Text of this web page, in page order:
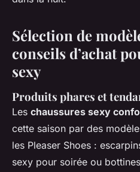
Sélection de
conseils d’achat
sexy
Produits phares et
Les chaussures sexy
cette saison par des
les Pleaser Shoes :
sexy pour soirée ou